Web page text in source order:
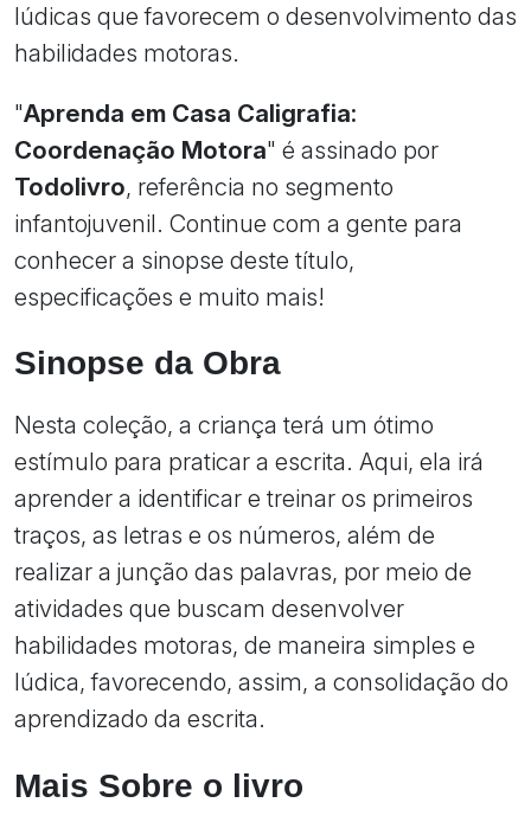
lúdicas que favorecem o desenvolvimento das
habilidades motoras.
"Aprenda em Casa Caligrafia:
Coordenação Motora" é assinado por
Todolivro, referência no segmento
infantojuvenil. Continue com a gente para
conhecer a sinopse deste título,
especificações e muito mais!
Sinopse da Obra
Nesta coleção, a criança terá um ótimo
estímulo para praticar a escrita. Aqui, ela irá
aprender a identificar e treinar os primeiros
traços, as letras e os números, além de
realizar a junção das palavras, por meio de
atividades que buscam desenvolver
habilidades motoras, de maneira simples e
lúdica, favorecendo, assim, a consolidação do
aprendizado da escrita.
Mais Sobre o livro